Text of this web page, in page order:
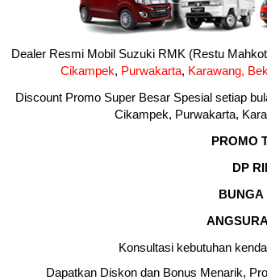
Dealer Resmi Mobil Suzuki RMK (Restu
Cikampek, Purwakarta, Karawang,
Discount Promo Super Besar Spesial setiap
Cikampek, Purwakarta,
PROMO
DP
BUNGA
Konsultasi kebutuhan
Dapatkan Diskon dan Bonus Menarik,